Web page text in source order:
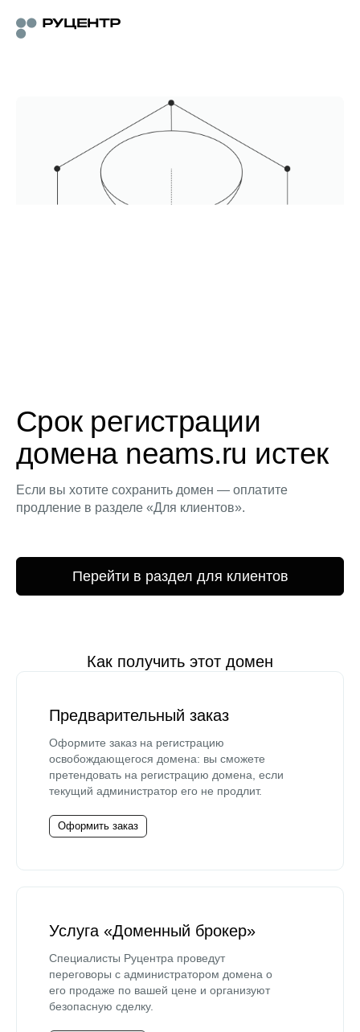
Срок регистрации
домена neams.ru истек
Если вы хотите сохранить домен — оплатите
продление в разделе «Для клиентов».
Перейти в раздел для клиентов
Как получить этот домен
Предварительный заказ
Оформите заказ на регистрацию
освобождающегося домена: вы сможете
претендовать на регистрацию домена, если
текущий администратор его не продлит.
Оформить заказ
Услуга «Доменный брокер»
Специалисты Руцентра проведут
переговоры с администратором домена о
его продаже по вашей цене и организуют
безопасную сделку.